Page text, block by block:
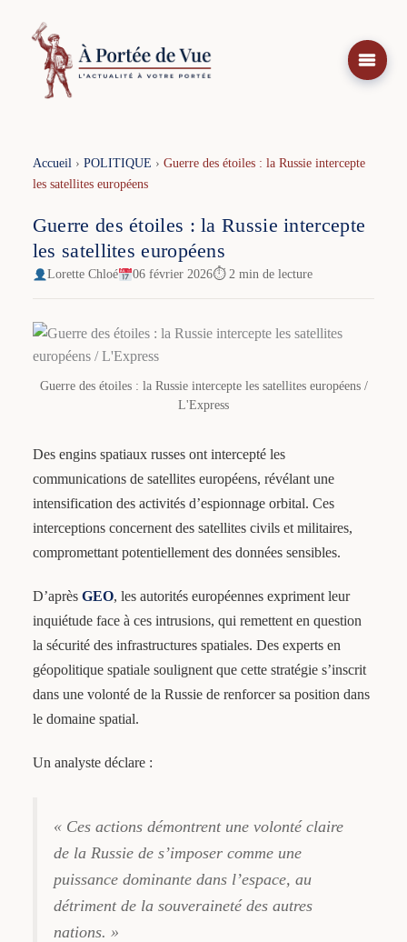
contenu
Accueil› POLITIQUE › Guerre des étoiles : la Russie intercepte
les satellites européens
Guerre des étoiles : la Russie intercepte
les satellites européens
Lorette Chloé 06 février 2026⏱ 2 min de lecture
Guerre des étoiles : la Russie intercepte les satellites européens /
L'Express
Des engins spatiaux russes ont intercepté les
communications de satellites européens, révélant une
intensification des activités d’espionnage orbital. Ces
interceptions concernent des satellites civils et militaires,
compromettant potentiellement des données sensibles.
D’après GEO, les autorités européennes expriment leur
inquiétude face à ces intrusions, qui remettent en question
la sécurité des infrastructures spatiales. Des experts en
géopolitique spatiale soulignent que cette stratégie s’inscrit
dans une volonté de la Russie de renforcer sa position dans
le domaine spatial.
Un analyste déclare :
« Ces actions démontrent une volonté claire
de la Russie de s’imposer comme une
puissance dominante dans l’espace, au
détriment de la souveraineté des autres
nations. »